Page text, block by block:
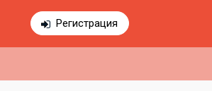
Регистрация